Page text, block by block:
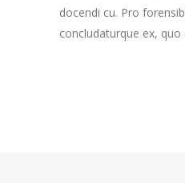
docendi cu. Pro
concludaturque ex, quo